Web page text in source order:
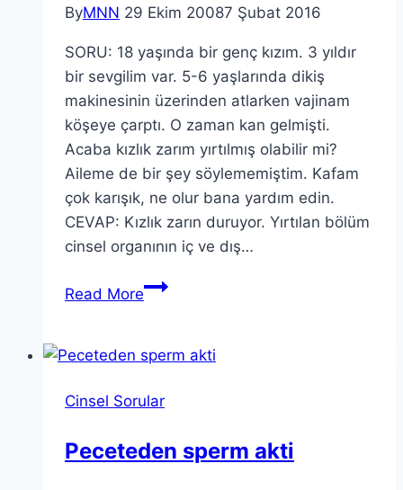
ByMNN 29 Ekim 20087 Şubat 2016
SORU: 18 yaşında bir genç kızım. 3 yıldır
bir sevgilim var. 5-6 yaşlarında dikiş
makinesinin üzerinden atlarken vajinam
köşeye çarptı. O zaman kan gelmişti.
Acaba kızlık zarım yırtılmış olabilir mi?
Aileme de bir şey söylememiştim. Kafam
çok karışık, ne olur bana yardım edin.
CEVAP: Kızlık zarın duruyor. Yırtılan bölüm
cinsel organının iç ve dış…
Read More
Cinsel Sorular
Peceteden sperm akti